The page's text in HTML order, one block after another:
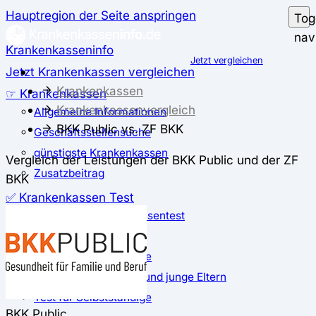
Hauptregion der Seite anspringen
Krankenkasseninfo
Jetzt Krankenkassen vergleichen
☞ Krankenkassen
Allgemeine Informationen
Geschäftsstellensuche
günstigste Krankenkassen
Zusatzbeitrag
✅ Krankenkassen Test
Der große Krankenkassentest
Test für Studierende
Test für Auszubildende
Test für Schwangere und junge Eltern
Test für Selbstständige
Jetzt vergleichen
Krankenkassen
Krankenkassenvergleich
BKK Public vs. ZF BKK
Vergleich der Leistungen der BKK Public und der ZF
BKK